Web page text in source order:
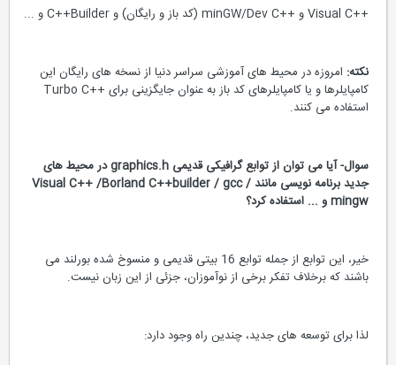
++Visual C و ++minGW/Dev C (کد باز و رایگان) و C++‎Builder و ...
نکته:امروزه در محیط های آموزشی سراسر دنیا از نسخه های رایگان این
کامپایلرها و یا کامپایلرهای کد باز به عنوان جایگزینی برای ++Turbo C
استفاده می کنند.
سوال-
آیا می توان از توابع گرافیکی قدیمی graphics.h در محیط های
جدید برنامه نویسی مانند Visual C
++/Borland C++‎builder / gcc /
mingw و ... استفاده کرد؟
خیر، این توابع از جمله توابع 16 بیتی قدیمی و منسوخ شده بورلند می
باشند که برخلاف تفکر برخی از نوآموزان، جزئی از این زبان نیست.
لذا برای توسعه های جدید، چندین راه وجود دارد: